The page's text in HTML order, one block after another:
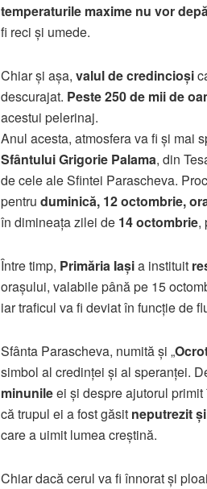
temperaturile maxime nu vor
fi reci și umede.
Chiar și așa, valul de credincioși
descurajat. Peste 250 de mii de
acestui pelerinaj.
Anul acesta, atmosfera va fi și mai
Sfântului Grigorie Palama, din
de cele ale Sfintei Parascheva.
pentru duminică, 12 octombrie,
în dimineața zilei de 14 octombrie,
Între timp, Primăria Iașia instituit
orașului, valabile până pe 15
iar traficul va fi deviat în funcție de
Sfânta Parascheva, numită și „
simbol al credinței și al speranței.
minunileei și despre ajutorul primit
că trupul ei a fost găsit neputrezit
care a uimit lumea creștină.
Chiar dacă cerul va fi înnorat și